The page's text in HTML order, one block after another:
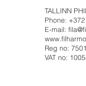
TALLINN
Phone:
E-mail:
Reg no:
VAT no: